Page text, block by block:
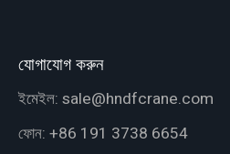
যোগাযোগ করুন
ইমেইল: sale@hndfcrane.com
ফোন: +86 191 3738 6654